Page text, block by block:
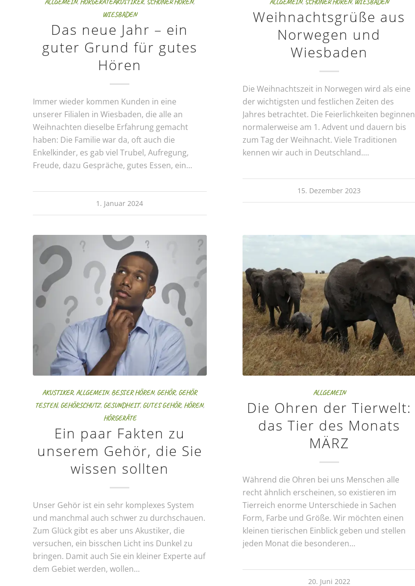
WIESBADEN
Das neue Jahr – ein
guter Grund für gutes
Hören
Immer wieder kommen Kunden in eine
unserer Filialen in Wiesbaden, die alle an
Weihnachten dieselbe Erfahrung gemacht
haben: Die Familie war da, oft auch die
Enkelkinder, es gab viel Trubel, Aufregung,
Freude, dazu Gespräche, gutes Essen, ein…
1. Januar 2024
Weihnachtsgrüße aus
Norwegen und
Wiesbaden
Die Weihnachtszeit in Norwegen wird als eine
der wichtigsten und festlichen Zeiten des
Jahres betrachtet. Die Feierlichkeiten beginnen
normalerweise am 1. Advent und dauern bis
zum Tag der Weihnacht. Viele Traditionen
kennen wir auch in Deutschland.…
15. Dezember 2023
AKUSTIKER, ALLGEMEIN, BESSER HÖREN, GEHÖR, GEHÖR
TESTEN, GEHÖRSCHUTZ, GESUNDHEIT, GUTES GEHÖR, HÖREN,
HÖRGERÄTE
Ein paar Fakten zu
unserem Gehör, die Sie
wissen sollten
Unser Gehör ist ein sehr komplexes System
und manchmal auch schwer zu durchschauen.
Zum Glück gibt es aber uns Akustiker, die
versuchen, ein bisschen Licht ins Dunkel zu
bringen. Damit auch Sie ein kleiner Experte auf
dem Gebiet werden, wollen…
ALLGEMEIN
Die Ohren der Tierwelt:
das Tier des Monats
MÄRZ
Während die Ohren bei uns Menschen alle
recht ähnlich erscheinen, so existieren im
Tierreich enorme Unterschiede in Sachen
Form, Farbe und Größe. Wir möchten einen
kleinen tierischen Einblick geben und stellen
jeden Monat die besonderen…
20. Juni 2022